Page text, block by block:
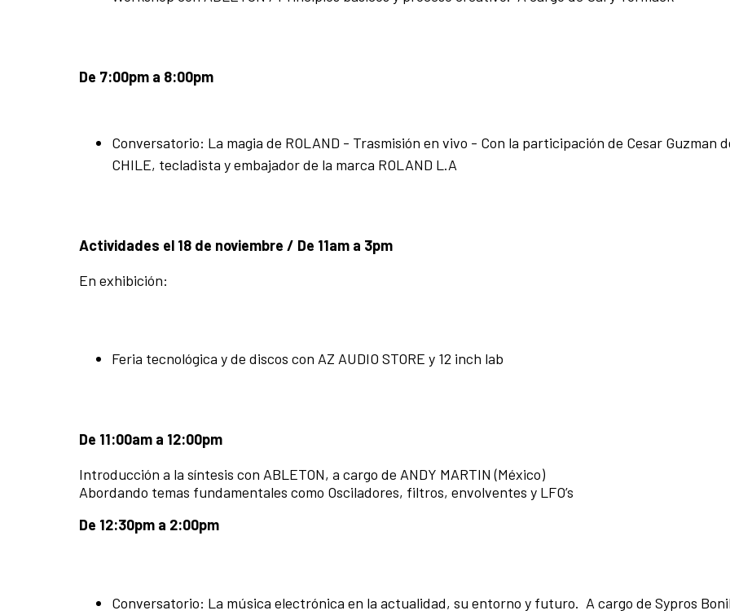
De 7:00pm a 8:00pm
Conversatorio: La magia de ROLAND - Trasmisión en vivo - Con la participación de Cesar Guzman
CHILE, tecladista y embajador de la marca ROLAND L.A
Actividades el 18 de noviembre / De 11am a 3pm
En exhibición:
Feria tecnológica y de discos con AZ AUDIO STORE y 12 inch lab
De 11:00am a 12:00pm
Introducción a la síntesis con ABLETON, a cargo de ANDY MARTIN (México)
Abordando temas fundamentales como Osciladores, filtros, envolventes y LFO’s
De 12:30pm a 2:00pm
Conversatorio: La música electrónica en la actualidad, su entorno y futuro. A cargo de Sypros